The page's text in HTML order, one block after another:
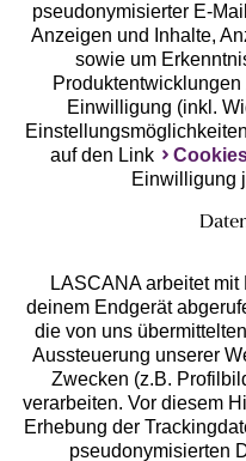
Unsere Apps
Services
Beratung
pseudonymisierter E-
Anzeigen und Inhalte,
sowie um
Einwilligung (inkl.
auf den Link
Einwilligung
LASCANA arbeitet
deinem Endgerät
die von uns
Aussteuerung unserer
Zwecken (z.B.
verarbeiten. Vor diesem
Erhebung der
pseudonymisierten